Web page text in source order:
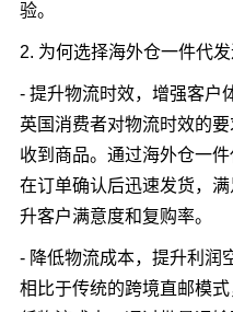
验。
2. 为何选择海外仓一件代发
- 提升物流时效，增强客户
英国消费者对物流时效的
收到商品。通过海外仓一
在订单确认后迅速发货，
升客户满意度和复购率。
- 降低物流成本，提升利润
相比于传统的跨境直邮模